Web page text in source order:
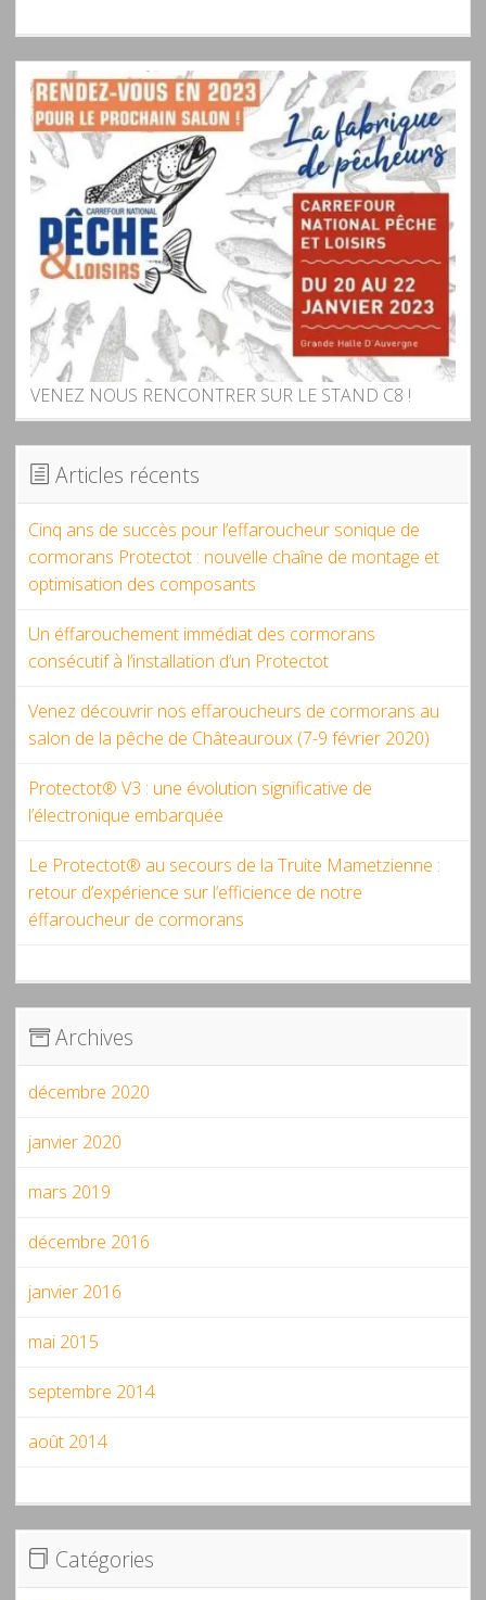
VENEZ NOUS RENCONTRER SUR LE STAND C8 !
Articles récents
Cinq ans de succès pour l’effaroucheur sonique de
cormorans Protectot : nouvelle chaîne de montage et
optimisation des composants
Un éffarouchement immédiat des cormorans
consécutif à l’installation d’un Protectot
Venez découvrir nos effaroucheurs de cormorans au
salon de la pêche de Châteauroux (7-9 février 2020)
Protectot® V3 : une évolution significative de
l’électronique embarquée
Le Protectot® au secours de la Truite Mametzienne :
retour d’expérience sur l’efficience de notre
éffaroucheur de cormorans
Archives
décembre 2020
janvier 2020
mars 2019
décembre 2016
janvier 2016
mai 2015
septembre 2014
août 2014
Catégories